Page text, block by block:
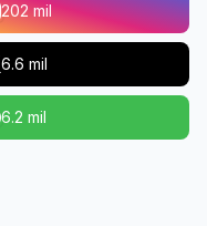
202 mil
6.6 mil
6.2 mil